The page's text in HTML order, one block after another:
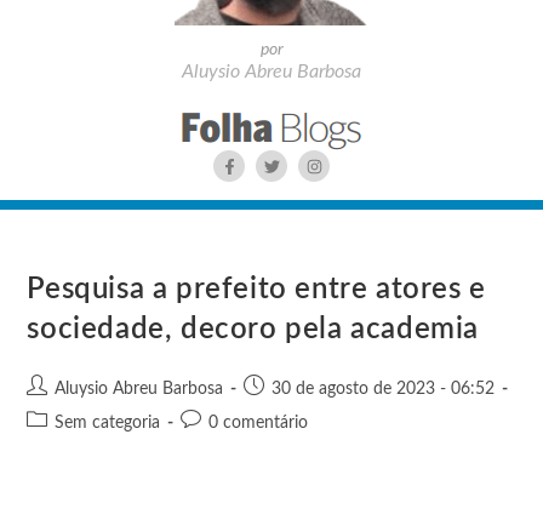
por
Aluysio Abreu Barbosa
Pesquisa a prefeito entre atores e
sociedade, decoro pela academia
Aluysio Abreu Barbosa
30 de agosto de 2023 - 06:52
Sem categoria
0 comentário